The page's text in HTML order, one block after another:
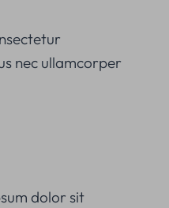
nec ullamcorper
dolor sit